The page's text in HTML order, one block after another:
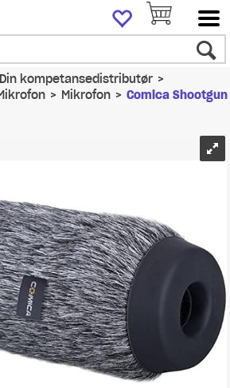
kompetansedistributør>
>Mikrofon>Comica Shootgun